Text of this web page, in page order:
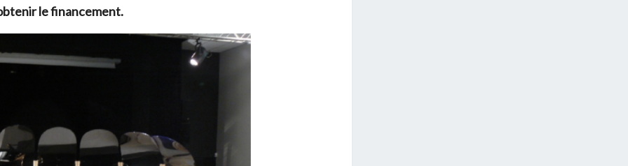
le financement.